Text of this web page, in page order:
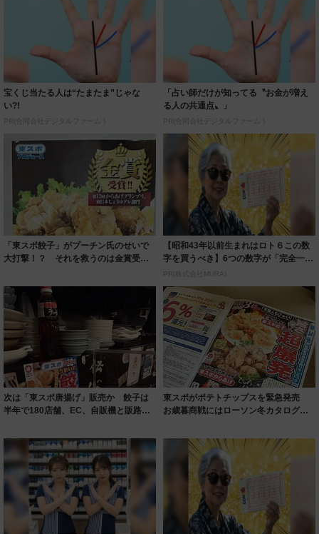
宝くじ当たる人は“たまたま”じゃな
い?!
PR(合同会社デジタルファーム )
「占い師だけが知ってる〝お金が増え
る人の共通点〟」
PR(合同会社デジタルファーム )
「東スポ餃子」がプーチン氏のせいで
大打撃！？ それを救うのは金賞受賞
【昭和43年以前生まれはロト６この数
字を買うべき】6つの数字が「完全一
致」する方...
PR(株式会社MURA)
次は「東スポ唐揚げ」販売か 餃子は
半年で180店舗、EC、自販機と販路拡
東スポがポテトチップスを緊急発売
お歳暮商戦にはローソン冬カタログに